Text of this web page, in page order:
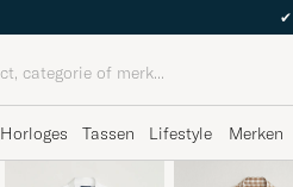
Horloges Tassen Lifestyle Merken